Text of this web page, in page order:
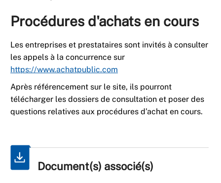
Procédures d'achats en cours
Les entreprises et prestataires sont invités à consulter
les appels à la concurrence sur
https://www.achatpublic.com
Après référencement sur le site, ils pourront
télécharger les dossiers de consultation et poser des
questions relatives aux procédures d’achat en cours.
Document(s) associé(s)